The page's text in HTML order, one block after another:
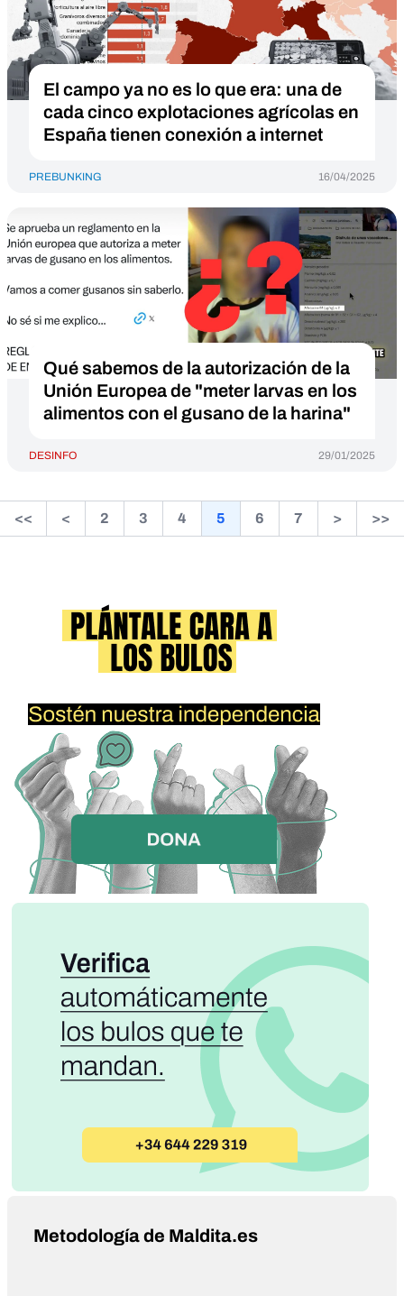
El campo ya no es lo que era: una de
cada cinco explotaciones agrícolas en
España tienen conexión a internet
PREBUNKING 16/04/2025
Qué sabemos de la autorización de la
Unión Europea de "meter larvas en los
alimentos con el gusano de la harina"
DESINFO 29/01/2025
<< < 2 3 4 5 6 7 > >>
Metodología de Maldita.es